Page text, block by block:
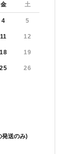
金 土
4 5
11 12
18 19
25 26
発送のみ)